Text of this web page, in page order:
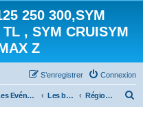
250 300,SYM
, SYM CRUISYM
Z
Connexion
S’enregistrer
Les Evénements Les balades Région NORD